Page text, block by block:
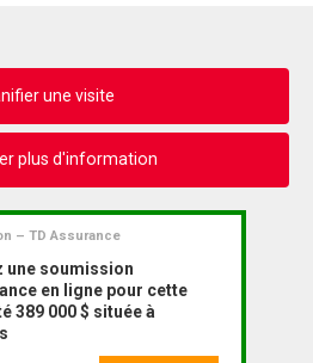
une visite
plus d'information
– TD Assurance
une soumission
en ligne pour cette
389 000 $ située à